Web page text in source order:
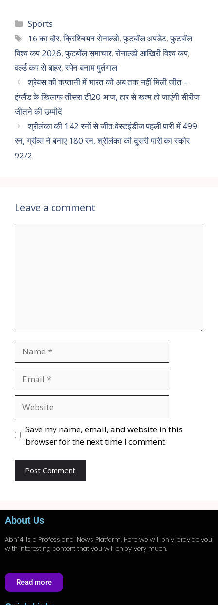
Sports
16 का दौर,क्रिश्चियन रोनाल्डो,फ़ुटबॉल अपडेट,फ़ुटबॉल
विश्व कप 2026,फुटबॉल समाचार,रोनाल्डो आखिरी विश्व कप,
वर्ल्ड कप से बाहर,स्पेन बनाम पुर्तगाल
श्रेयस की कप्तानी में भारत को अब तक नहीं मिली जीत –
इंग्लैंड के खिलाफ तीसरा टी20 आज, हार से खत्म हो जाएंगी सीरीज
जीतने की उम्मीदें
श्रीलंका की 142 रनों से जीत:वेस्टइंडीज पहली पारी में 499
रन, ग्रीव्स ने बनाए 180 रन, श्रीलंका की दूसरी पारी का स्कोर
92/2
Leave a comment
Save my name, email, and website in this
browser for the next time I comment.
About Us
Abhi14 is a Professional News Platform. Here we will only provide you
with interesting content that you will enjoy very much.
Read more